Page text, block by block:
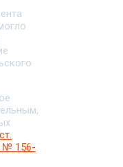
ст.
№ 156-